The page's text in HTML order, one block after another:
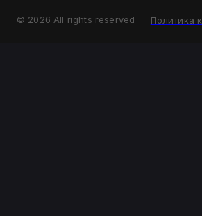
© 2026 All rights reserved Политика